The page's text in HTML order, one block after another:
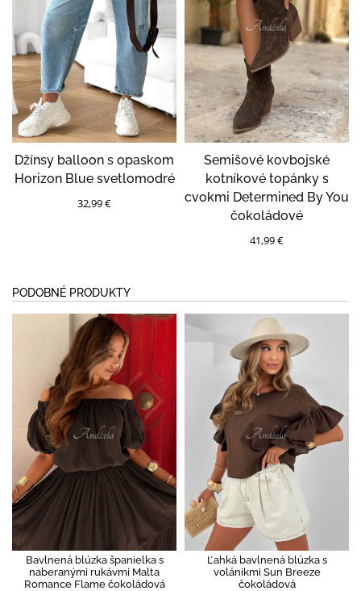
Džínsy balloon s opaskom
Horizon Blue svetlomodré
32,99 €
Semišové kovbojské
kotníkové topánky s
cvokmi Determined By You
čokoládové
41,99 €
PODOBNÉ PRODUKTY
Bavlnená blúzka španielka s
naberanými rukávmi Malta
Romance Flame čokoládová
Ľahká bavlnená blúzka s
volánikmi Sun Breeze
čokoládová